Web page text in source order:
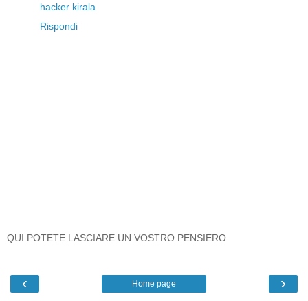
hacker kirala
Rispondi
QUI POTETE LASCIARE UN VOSTRO PENSIERO
‹ ›
Home page